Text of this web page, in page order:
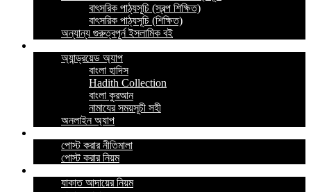
বাৎসরিক পাঠ্যসূচি (স্বল্প শিক্ষিত)
বাৎসরিক পাঠ্যসূচি (শিক্ষিত)
অন্যান্য গুরুত্বপূর্ন ইসলামিক বই
অ্যান্ড্রয়েড অ্যাপ
বাংলা হাদিস
Hadith Collection
বাংলা কুরআন
নামাযের সময়সূচী সহী
অনলাইন অ্যাপ
পোস্ট করার নীতিমালা
পোস্ট করার নিয়ম
যাকাত আদায়ের নিয়ম